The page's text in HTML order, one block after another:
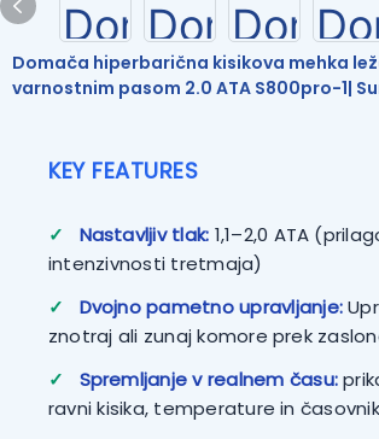
Domača hiperbarična kisikova mehka
varnostnim pasom 2.0 ATA S800pro-1|
KEY FEATURES
✓ Nastavljiv tlak: 1,1–2,0 ATA
intenzivnosti tretmaja)
✓
Dvojno pametno upravljanje:
znotraj ali zunaj komore prek
✓
Spremljanje v realnem času:
ravni kisika, temperature in